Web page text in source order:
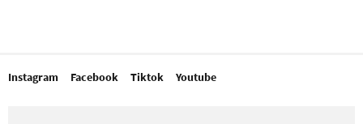
Instagram Facebook Tiktok Youtube